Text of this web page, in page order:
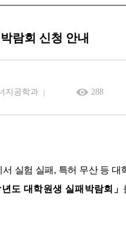
람회 신청 안내
지공학과 288
실험 실패 , 특허 무산 등 대
년도 대학원생 실패박람회 」